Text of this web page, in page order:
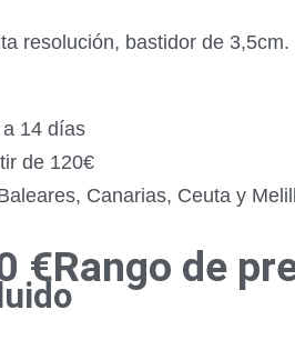
resolución, bastidor de
a 14 días
de 120€
Canarias, Ceuta y
€Rango de